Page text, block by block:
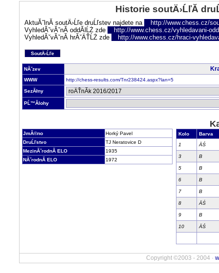
Historie soutÄ›ĹľĂ­
AktuĂˇlnĂ­ soutÄ›Ĺľe druĹľstev najdete na
http://www.chess.cz/
VyhledĂˇvĂˇnĂ­ oddĂ­lĹŻ zde
http://www.chess.cz/vyhledavani-
VyhledĂˇvĂˇnĂ­ hrĂˇÄŤĹŻ zde
http://www.chess.cz/hraci-
SoutÄ›Ĺľe
NĂˇzev
WWW http://chess-results.com/Tnr238424.aspx?lan=5
SezĂłny
PĹ™Ă­lohy
JmĂ©no
Horký Pavel
DruĹľstvo
TJ Neratovice D
MezinĂˇrodnĂ­ ELO
1935
NĂˇrodnĂ­ ELO
1972
Kolo
Barva
1
ÄŚ
3 B
5 B
6 B
7 B
8 ÄŚ
9 B
10 ÄŚ
Copyright ©2003 - 2004 ·